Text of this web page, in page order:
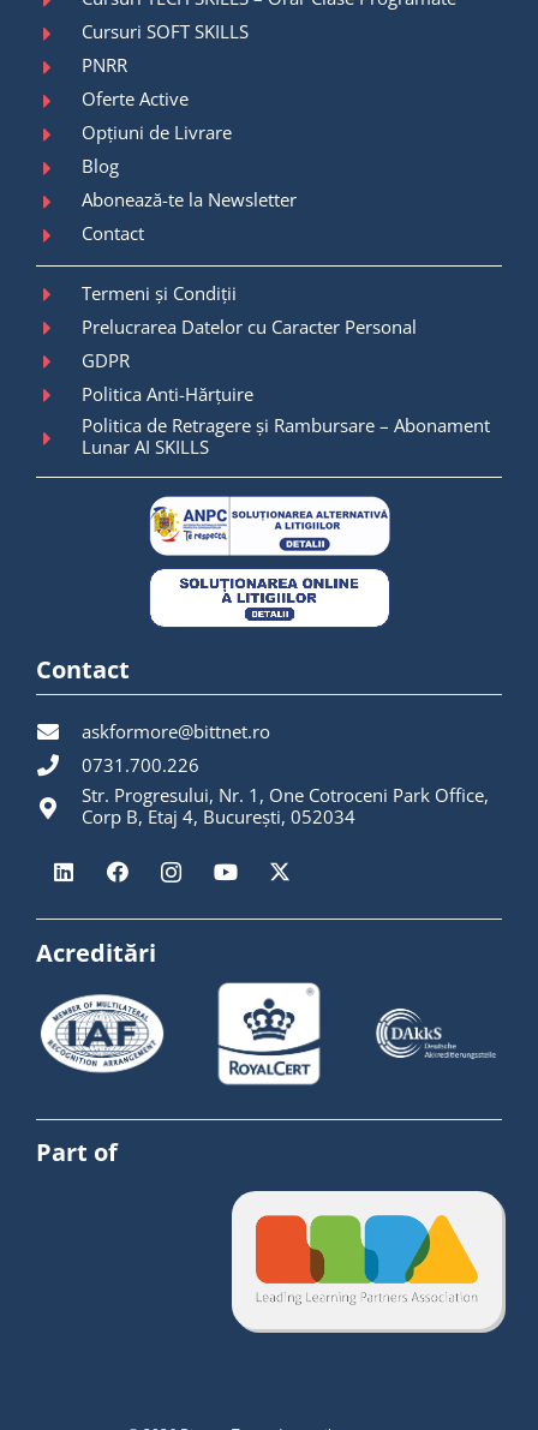
Cursuri SOFT SKILLS
PNRR
Oferte Active
Opțiuni de Livrare
Blog
Abonează-te la Newsletter
Contact
Termeni și Condiții
Prelucrarea Datelor cu Caracter Personal
GDPR
Politica Anti-Hărțuire
Politica de Retragere și Rambursare – Abonament
Lunar AI SKILLS
Contact
askformore@bittnet.ro
0731.700.226
Str. Progresului, Nr. 1, One Cotroceni Park Office,
Corp B, Etaj 4, București, 052034
Acreditări
Part of